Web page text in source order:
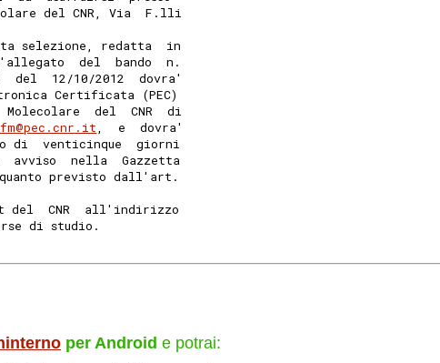
del CNR, Via  F.lli
selezione, redatta  in
del  bando  n.
del  12/10/2012  dovra'
Certificata (PEC)
del  CNR  di
,  e  dovra'
di  venticinque  giorni
avviso  nella  Gazzetta
previsto dall'art.
del  CNR  all'indirizzo
di studio.
per Android e potrai: